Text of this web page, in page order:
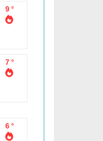
9 °
7 °
6 °